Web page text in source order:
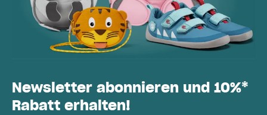
Newsletter abonnieren und 10%*
Rabatt erhalten!